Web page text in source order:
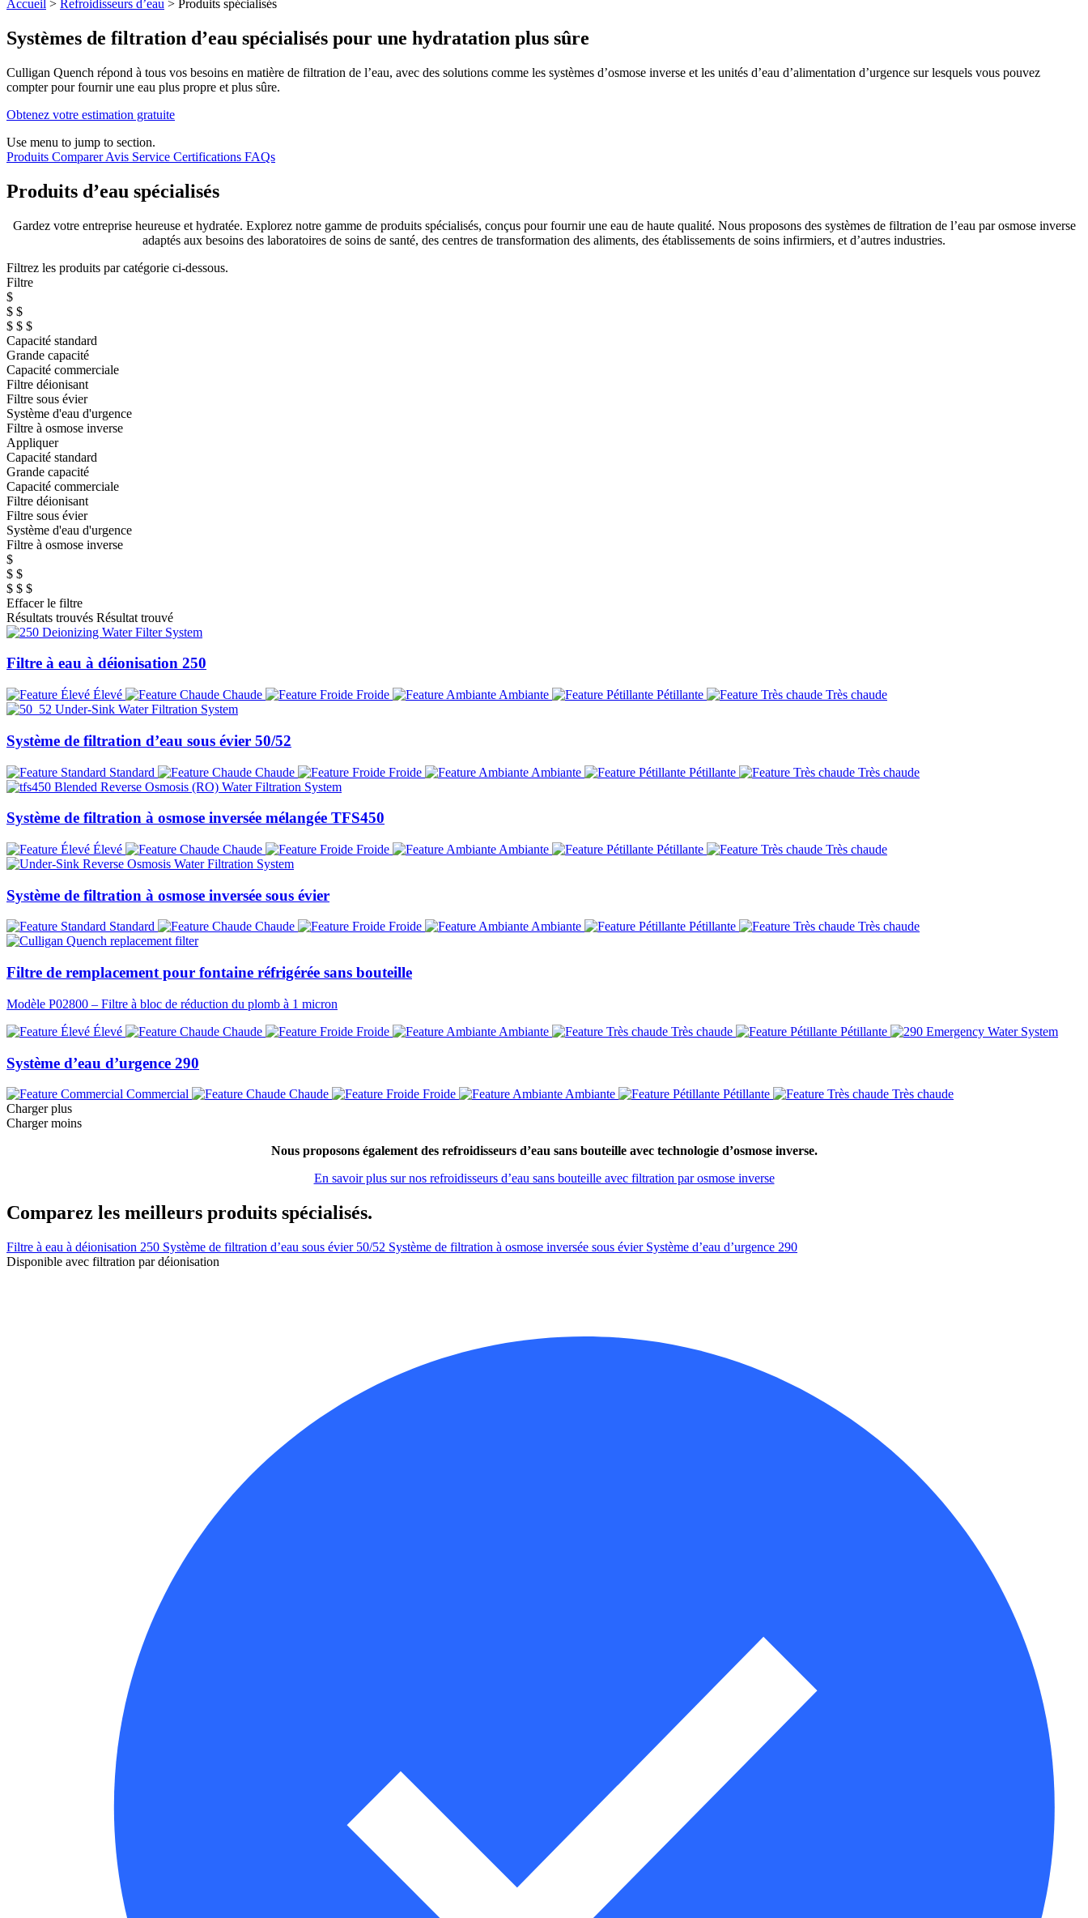
Accueil > Refroidisseurs d’eau > Produits spécialisés
Systèmes de filtration d’eau spécialisés pour une hydratation plus sûre
Culligan Quench répond à tous vos besoins en matière de filtration de l’eau, avec des solutions comme les systèmes d’osmose inverse et les unités d’eau d’alimentation d’urgence sur lesquels vous pouvez
compter pour fournir une eau plus propre et plus sûre.
Obtenez votre estimation gratuite
Use menu to jump to section.
Produits ComparerAvis Service Certifications FAQs
Produits d’eau spécialisés
Gardez votre entreprise heureuse et hydratée. Explorez notre gamme de produits spécialisés, conçus pour fournir une eau de haute qualité. Nous proposons des systèmes de filtration de l’eau par osmose inverse
adaptés aux besoins des laboratoires de soins de santé, des centres de transformation des aliments, des établissements de soins infirmiers, et d’autres industries.
Filtrez les produits par catégorie ci-dessous.
Filtre
$
$ $
$ $ $
Capacité standard
Grande capacité
Capacité commerciale
Filtre déionisant
Filtre sous évier
Système d'eau d'urgence
Filtre à osmose inverse
Appliquer
Capacité standard
Grande capacité
Capacité commerciale
Filtre déionisant
Filtre sous évier
Système d'eau d'urgence
Filtre à osmose inverse
$
$ $
$ $ $
Effacer le filtre
Résultats trouvés Résultat trouvé
Filtre à eau à déionisation 250
Élevé Chaude Froide Ambiante Pétillante Très chaude
Système de filtration d’eau sous évier 50/52
Standard Chaude Froide Ambiante Pétillante Très chaude
Système de filtration à osmose inversée mélangée TFS450
Élevé Chaude Froide Ambiante Pétillante Très chaude
Système de filtration à osmose inversée sous évier
Standard Chaude Froide Ambiante Pétillante Très chaude
Filtre de remplacement pour fontaine réfrigérée sans bouteille
Modèle P02800 – Filtre à bloc de réduction du plomb à 1 micron
Élevé
Chaude Froide Ambiante Très chaude Pétillante
Système d’eau d’urgence 290
Commercial Chaude Froide Ambiante Pétillante
Très chaude
Charger plus
Charger moins
Nous proposons également des refroidisseurs d’eau sans bouteille avec technologie d’osmose inverse.
En savoir plus sur nos refroidisseurs d’eau sans bouteille avec filtration par osmose inverse
Comparez les meilleurs produits spécialisés.
Filtre à eau à déionisation 250 Système de filtration d’eau sous évier 50/52 Système de filtration à osmose inversée sous évier Système d’eau d’urgence 290
Disponible avec filtration par déionisation